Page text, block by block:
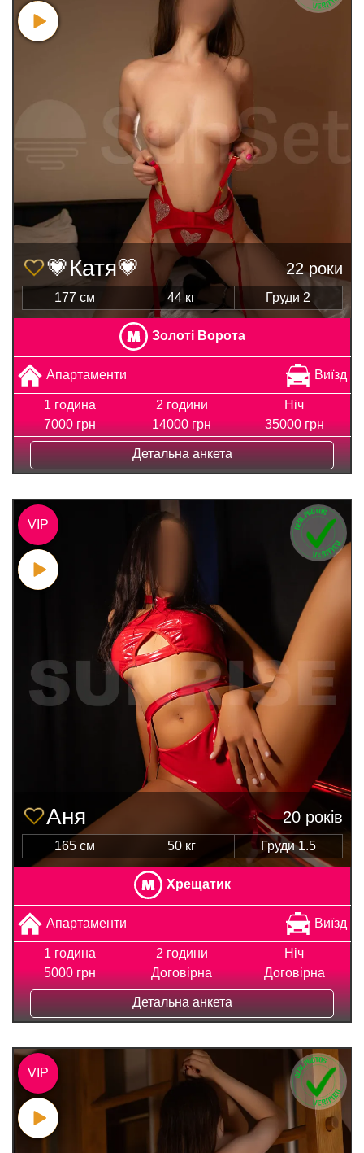
💗Катя💗 22 роки
177 см 44 кг Груди 2
Золоті Ворота
Апартаменти Виїзд
1 година
7000 грн
2 години
14000 грн
Ніч
35000 грн
Детальна анкета
Аня 20 років
165 см 50 кг Груди 1.5
Хрещатик
Апартаменти Виїзд
1 година
5000 грн
2 години
Договірна
Ніч
Договірна
Детальна анкета
VIP
VIP